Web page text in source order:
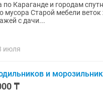
Караганде и городам
мусора Старой мебели
с дачи...
июля
и
₸